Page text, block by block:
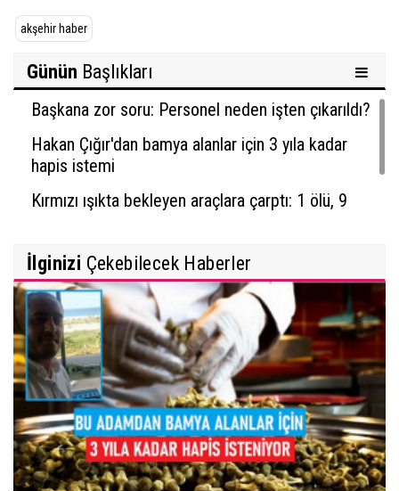
akşehir haber
Günün Başlıkları
Başkana zor soru: Personel neden işten çıkarıldı?
Hakan Çığır'dan bamya alanlar için 3 yıla kadar
hapis istemi
Kırmızı ışıkta bekleyen araçlara çarptı: 1 ölü, 9
İlginizi Çekebilecek Haberler